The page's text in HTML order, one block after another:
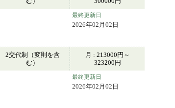
最終更新日
2026年02月02日
2交代制（変則を含
む）
月 : 213000円～
323200円
最終更新日
2026年02月02日